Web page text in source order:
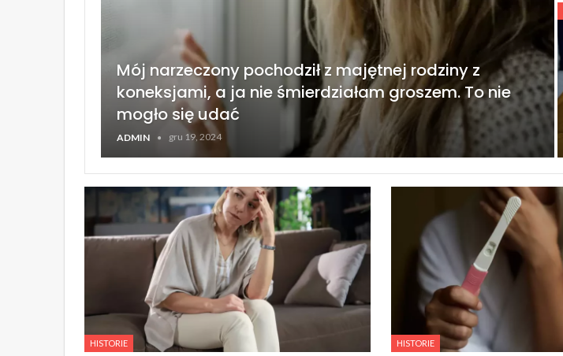
Mój narzeczony pochodził z majętnej rodziny z
koneksjami, a ja nie śmierdziałam groszem. To nie
mogło się udać
ADMIN gru 19, 2024
HISTORIE HISTORIE